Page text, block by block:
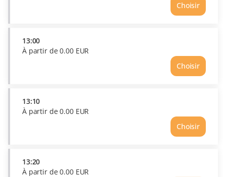
0.00
Choisir
Heure
0.00
13:00
À partir de0.00 EUR
Choisir
Heure
0.00
13:10
À partir de0.00 EUR
Choisir
Heure
13:20
À partir de0.00 EUR